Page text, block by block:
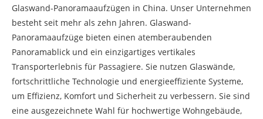
Glaswand-Panoramaaufzügen in China. Unser Unternehmen
besteht seit mehr als zehn Jahren. Glaswand-
Panoramaaufzüge bieten einen atemberaubenden
Panoramablick und ein einzigartiges vertikales
Transporterlebnis für Passagiere. Sie nutzen Glaswände,
fortschrittliche Technologie und energieeffiziente Systeme,
um Effizienz, Komfort und Sicherheit zu verbessern. Sie sind
eine ausgezeichnete Wahl für hochwertige Wohngebäude,